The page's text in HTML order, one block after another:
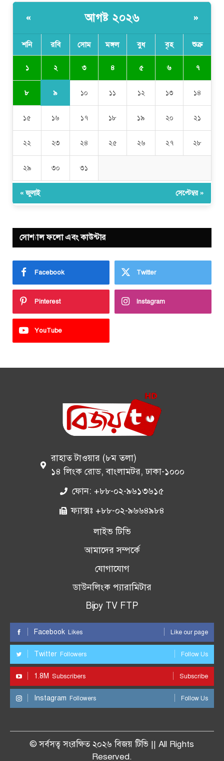
« আগষ্ট ২০২৬ »
শনি রবি সোম মঙ্গল বুধ বৃহ শুক্র
১ ২ ৩ ৪ ৫ ৬ ৭
৮ ৯ ১০ ১১ ১২ ১৩ ১৪
১৫ ১৬ ১৭ ১৮ ১৯ ২০ ২১
২২ ২৩ ২৪ ২৫ ২৬ ২৭ ২৮
২৯ ৩০ ৩১
« জুলাই সেপ্টেম্বর »
সোশ্যাল ফলো এবং কাউন্টার
Facebook Twitter
Pinterest Instagram
YouTube
রাহাত টাওয়ার (৮ম তলা)
১৪ লিংক রোড, বাংলামটর, ঢাকা-১০০০
ফোন: +৮৮-০২-৯৬১৩৬১৫
ফ্যাক্সঃ +৮৮-০২-৯৬৬৪৯৮৪
লাইভ টিভি
আমাদের সম্পর্কে
যোগাযোগ
ডাউনলিংক প্যারামিটার
Bijoy TV FTP
Facebook Likes Like our page
Twitter Followers Follow Us
1.8M Subscribers Subscribe
Instagram Followers Follow Us
© সর্বসত্ব সংরক্ষিত ২০২৬ বিজয় টিভি || All Rights
Reserved.